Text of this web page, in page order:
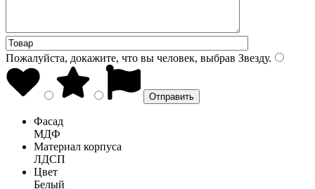
Пожалуйста, докажите, что вы человек, выбрав Звезду.
Фасад
МДФ
Материал корпуса
ЛДСП
Цвет
Белый